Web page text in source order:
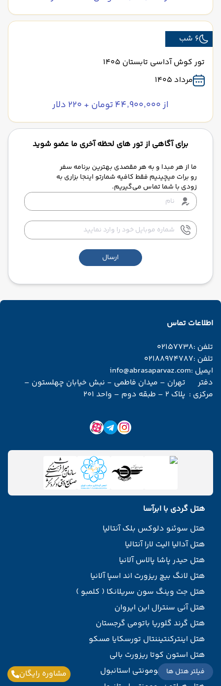
فیلتر هتل ها
6 شب
تور کوش آداسی تابستان 1405
مرداد 1405
از ۴۴٬۹۰۰٬۰۰۰ تومان + ۲۲۰ دلار
برای آگاهی از تور های لحظه آخری ما عضو شوید
ما از هر مبدا و به هر مقصدی بهترین برنامه سفر
رو برات میچینیم فقط کافیه شمارتو اینجا بزاری به
زودی با شما تماس می‌گیریم.
ارسال
مشاوره رایگان
اطلاعات تماس
تلفن :02157738
تلفن :02188974787
ایمیل :info@abrasaparvaz.com
دفتر
مرکزی :
تهران – میدان فاطمی - نبش خیابان چهلستون –
پلاک 2 – طبقه دوم – واحد 201
هتل گردی با ابرآسا
هتل سوئنو دلوکس بلک آنتالیا
هتل آدالیا الیت لارا آنتالیا
هتل حیدر پاشا پالاس آلانیا
هتل لانگ بیچ ریزورت اند اسپا آلانیا
هتل جت وینگ سون سریلانکا ( کلمبو )
هتل آنی سنترال این ایروان
هتل گرند گلوریا باتومی گرجستان
هتل اینترکنتیننتال تورسکایا مسکو
هتل استون کوتا ریزورت بالی
هتل هیلتون بومونتی استانبول